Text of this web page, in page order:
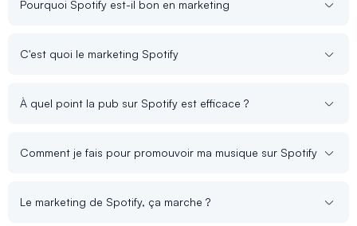
Pourquoi Spotify est-il bon en marketing
C'est quoi le marketing Spotify
À quel point la pub sur Spotify est efficace ?
Comment je fais pour promouvoir ma musique sur Spotify
Le marketing de Spotify, ça marche ?